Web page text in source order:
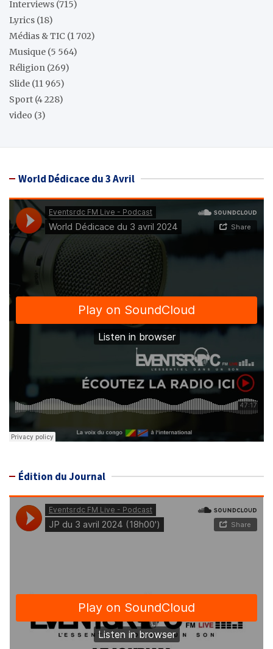
Interviews (715)
Lyrics (18)
Médias & TIC (1 702)
Musique (5 564)
Réligion (269)
Slide (11 965)
Sport (4 228)
video (3)
World Dédicace du 3 Avril
Édition du Journal